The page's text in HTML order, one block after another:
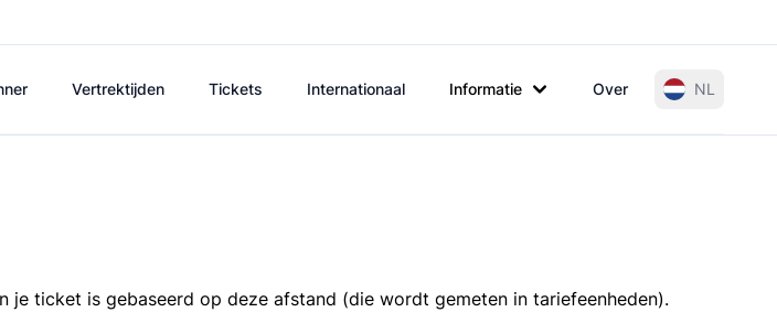
Vertrektijden Tickets Internationaal Informatie Over NL
ticket is gebaseerd op deze afstand (die wordt gemeten in tariefeenheden).